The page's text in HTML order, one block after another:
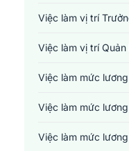
Việc làm vị trí
Việc làm vị trí Quản
Việc làm mức
Việc làm mức
Việc làm mức